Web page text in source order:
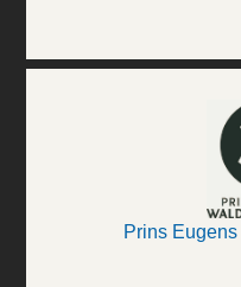
Prins